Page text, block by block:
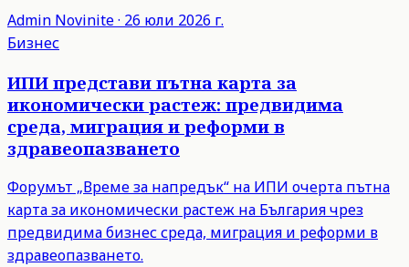
Admin Novinite· 26 юли 2026 г.
Бизнес
ИПИ представи пътна карта за
икономически растеж: предвидима
среда, миграция и реформи в
здравеопазването
Форумът „Време за напредък“ на ИПИ очерта пътна
карта за икономически растеж на България чрез
предвидима бизнес среда, миграция и реформи в
здравеопазването.